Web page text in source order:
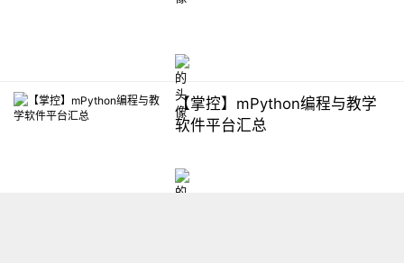
【掌控】mPython编程与教学
软件平台汇总